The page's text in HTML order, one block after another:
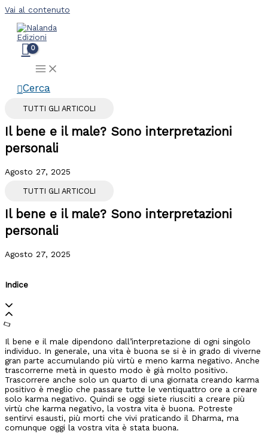
Vai al contenuto
Cerca
TUTTI GLI ARTICOLI
Il bene e il male? Sono interpretazioni
personali
Agosto 27, 2025
TUTTI GLI ARTICOLI
Il bene e il male? Sono interpretazioni
personali
Agosto 27, 2025
Indice
Il bene e il male dipendono dall’interpretazione di ogni singolo
individuo. In generale, una vita è buona se si è in grado di viverne
gran parte accumulando più virtù e meno karma negativo. Anche
trascorrerne metà in questo modo è già molto positivo.
Trascorrere anche solo un quarto di una giornata creando karma
positivo è meglio che passare tutte le ventiquattro ore a creare
solo karma negativo. Quindi se oggi siete riusciti a creare più
virtù che karma negativo, la vostra vita è buona. Potreste
sentirvi esausti, più morti che vivi praticando il Dharma, ma
comunque oggi la vostra vita è stata buona.